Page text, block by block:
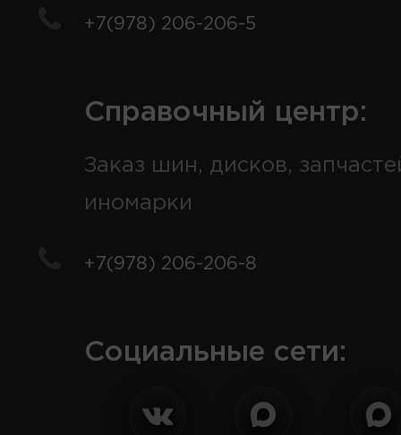
+7(978) 206-206-5
Справочный центр:
Заказ шин, дисков,
иномарки
+7(978) 206-206-8
Социальные сети: